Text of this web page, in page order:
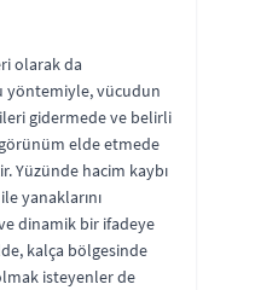
olarak da
yöntemiyle, vücudun
gidermede ve belirli
elde etmede
Yüzünde hacim kaybı
yanaklarını
dinamik bir ifadeye
kalça bölgesinde
isteyenler de